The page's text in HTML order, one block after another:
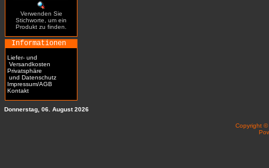
Verwenden Sie
Stichworte, um ein
Produkt zu finden.
Informationen
Liefer- und
Versandkosten
Privatsphäre
und Datenschutz
Impressum/AGB
Kontakt
Donnerstag, 06. August 2026
Copyright